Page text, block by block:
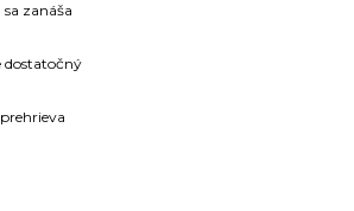
zanáša
dostatočný